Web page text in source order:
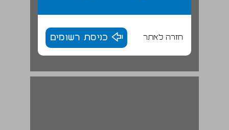
חזרה לאתר כניסת רשומים